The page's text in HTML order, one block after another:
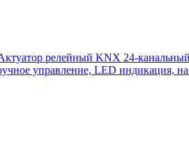
релейный KNX 24-
управление, LED индикация,